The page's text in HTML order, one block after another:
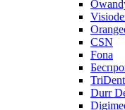
CSN
Fona
TriDent
Durr